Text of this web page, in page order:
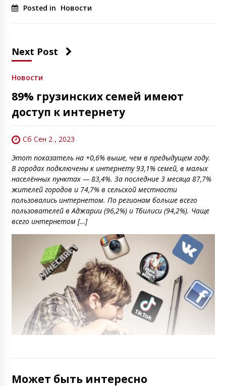
Posted in Новости
Next Post
Новости
89% грузинских семей имеют
доступ к интернету
Сб Сен 2 , 2023
Этот показатель на +0,6% выше, чем в предыдущем году.
В городах подключены к интернету 93,1% семей, в малых
населённых пунктах — 83,4%. За последние 3 месяца 87,7%
жителей городов и 74,7% в сельской местности
пользовались интернетом. По регионам больше всего
пользователей в Аджарии (96,2%) и Тбилиси (94,2%). Чаще
всего интернетом […]
Может быть интересно